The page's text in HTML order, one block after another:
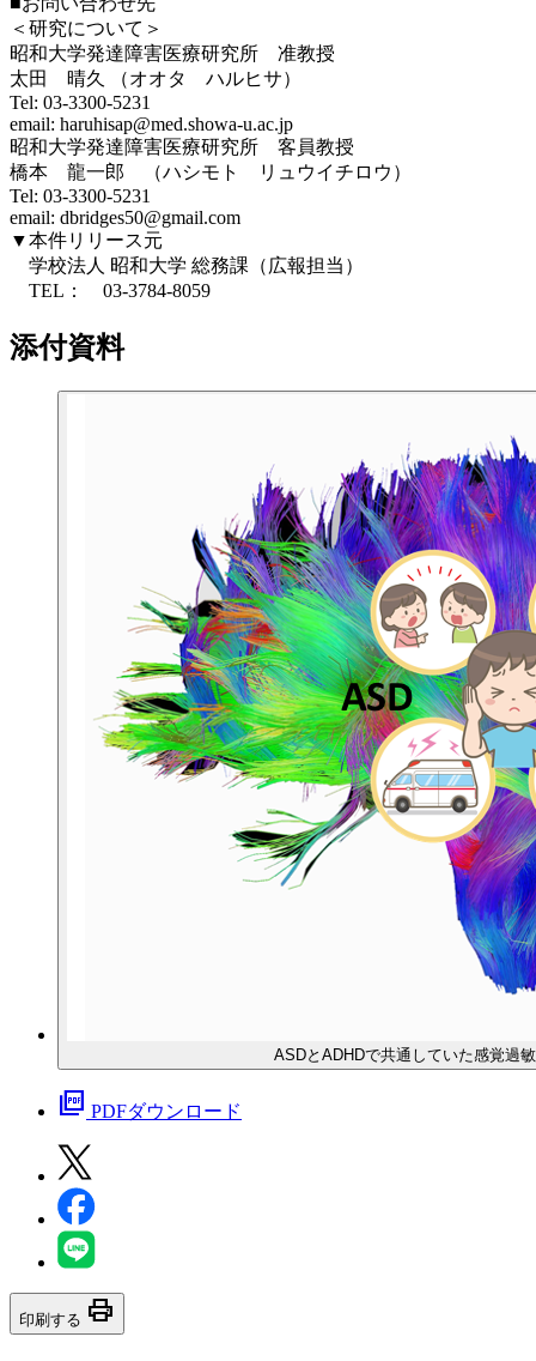
＜研究について＞
昭和大学発達障害医療研究所 准教授
太田 晴久 （オオタ ハルヒサ）
Tel: 03-3300-5231
email: haruhisap@med.showa-u.ac.jp
昭和大学発達障害医療研究所 客員教授
橋本 龍一郎 （ハシモト リュウイチロウ）
Tel: 03-3300-5231
email: dbridges50@gmail.com
▼本件リリース元
学校法人 昭和大学 総務課（広報担当）
TEL： 03-3784-8059
添付資料
ASDとADHDで共通していた感覚過
picture_as_pdf PDFダウンロード
印刷する print